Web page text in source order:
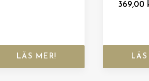
LÄS MER!
369,00
LÄS